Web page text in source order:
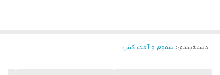
دسته‌بندی: سموم و آفت کش